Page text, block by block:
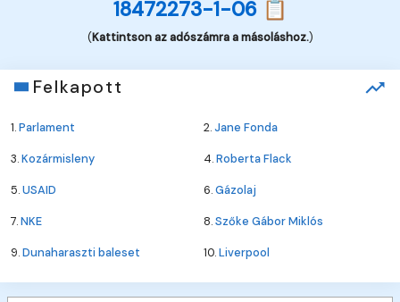
18472273-1-06 📋
(Kattintson az adószámra a másoláshoz.)
Felkapott
1.Parlament 2.Jane Fonda
3.Kozármisleny 4.Roberta Flack
5.USAID 6.Gázolaj
7.NKE 8.Szőke Gábor Miklós
9.Dunaharaszti baleset 10.Liverpool